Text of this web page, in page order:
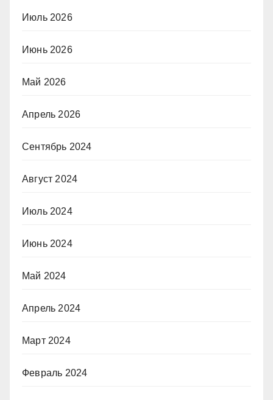
Июль 2026
Июнь 2026
Май 2026
Апрель 2026
Сентябрь 2024
Август 2024
Июль 2024
Июнь 2024
Май 2024
Апрель 2024
Март 2024
Февраль 2024